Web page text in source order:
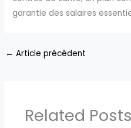
garantie des salaires
← Article précédent
Related Posts